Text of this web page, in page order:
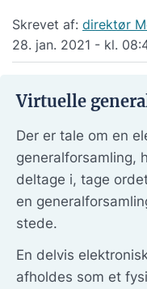
Skrevet af: direktør
28. jan. 2021 - kl.
Virtuelle
Der er tale om en
generalforsamling,
deltage i, tage
en
stede.
En delvis
afholdes som et